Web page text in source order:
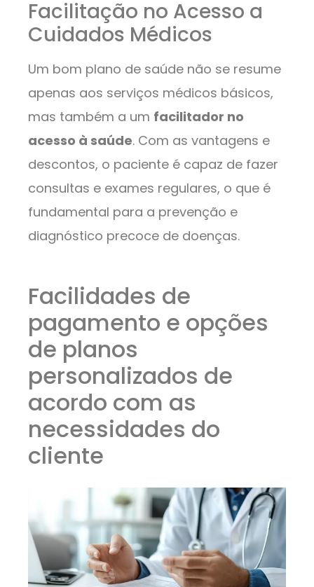
Facilitação no Acesso a
Cuidados Médicos
Um bom plano de saúde não se resume
apenas aos serviços médicos básicos,
mas também a um facilitador no
acesso à saúde. Com as vantagens e
descontos, o paciente é capaz de fazer
consultas e exames regulares, o que é
fundamental para a prevenção e
diagnóstico precoce de doenças.
Facilidades de
pagamento e opções
de planos
personalizados de
acordo com as
necessidades do
cliente